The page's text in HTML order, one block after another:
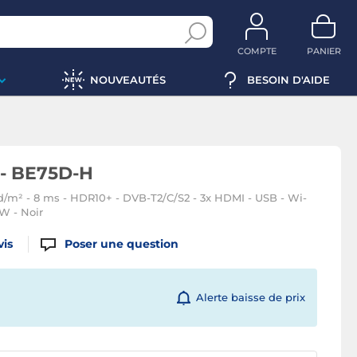
COMPTE PANIER
NOUVEAUTÉS BESOIN D'AIDE
BE75D-H
m² - 8 ms - HDR10+ - DVB-T2/C/S2 - 3x HDMI - USB - Wi-
- Noir
Poser une question
Alerte baisse de prix